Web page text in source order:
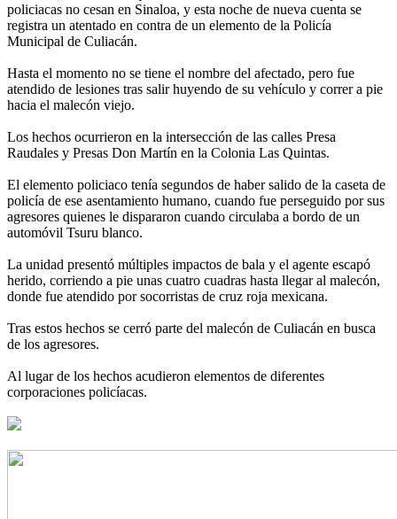
policiacas no cesan en Sinaloa, y esta noche de nueva cuenta se
registra un atentado en contra de un elemento de la Policía
Municipal de Culiacán.
Hasta el momento no se tiene el nombre del afectado, pero fue
atendido de lesiones tras salir huyendo de su vehículo y correr a pie
hacia el malecón viejo.
Los hechos ocurrieron en la intersección de las calles Presa
Raudales y Presas Don Martín en la Colonia Las Quintas.
El elemento policiaco tenía segundos de haber salido de la caseta de
policía de ese asentamiento humano, cuando fue perseguido por sus
agresores quienes le dispararon cuando circulaba a bordo de un
automóvil Tsuru blanco.
La unidad presentó múltiples impactos de bala y el agente escapó
herido, corriendo a pie unas cuatro cuadras hasta llegar al malecón,
donde fue atendido por socorristas de cruz roja mexicana.
Tras estos hechos se cerró parte del malecón de Culiacán en busca
de los agresores.
Al lugar de los hechos acudieron elementos de diferentes
corporaciones policíacas.